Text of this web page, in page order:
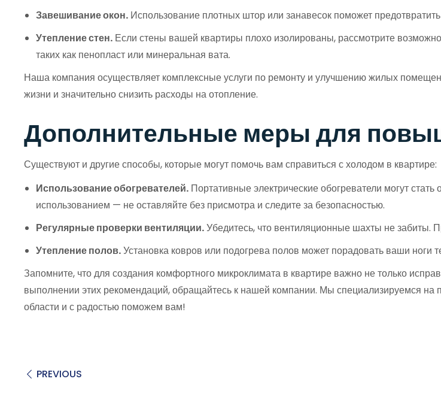
Завешивание окон. Использование плотных штор или занавесок поможет предотвратить
Утепление стен. Если стены вашей квартиры плохо изолированы, рассмотрите
таких как пенопласт или минеральная вата.
Наша компания осуществляет комплексные услуги по ремонту и улучшению жилых
жизни и значительно снизить расходы на отопление.
Дополнительные меры для
Существуют и другие способы, которые могут помочь вам справиться с холодом в квартире:
Использование обогревателей. Портативные электрические обогреватели могут
использованием — не оставляйте без присмотра и следите за безопасностью.
Регулярные проверки вентиляции.Убедитесь, что вентиляционные шахты не забиты.
Утепление полов.Установка ковров или подогрева полов может порадовать ваши ноги
Запомните, что для создания комфортного микроклимата в квартире важно не только
выполнении этих рекомендаций, обращайтесь к нашей компании. Мы специализируемся
области и с радостью поможем вам!
PREVIOUS